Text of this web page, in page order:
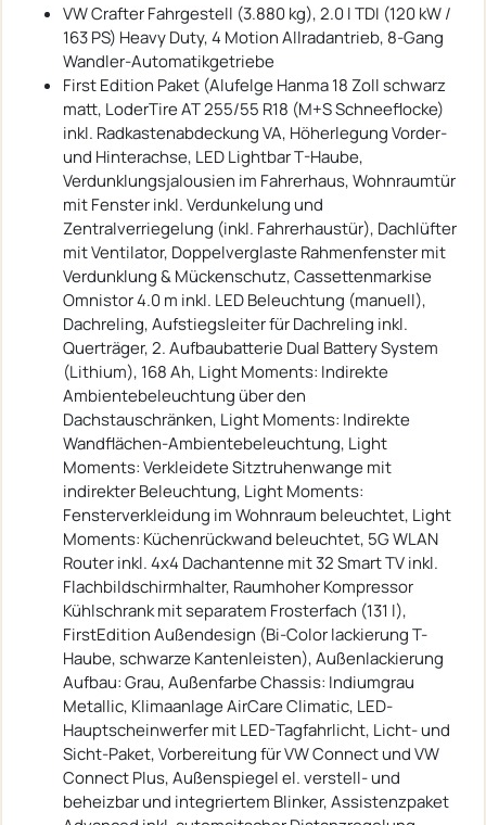
VW Crafter Fahrgestell (3.880 kg), 2.0 l TDI (120 kW /
163 PS) Heavy Duty, 4 Motion Allradantrieb, 8-Gang
Wandler-Automatikgetriebe
First Edition Paket (Alufelge Hanma 18 Zoll schwarz
matt, LoderTire AT 255/55 R18 (M+S Schneeflocke)
inkl. Radkastenabdeckung VA, Höherlegung Vorder-
und Hinterachse, LED Lightbar T-Haube,
Verdunklungsjalousien im Fahrerhaus, Wohnraumtür
mit Fenster inkl. Verdunkelung und
Zentralverriegelung (inkl. Fahrerhaustür), Dachlüfter
mit Ventilator, Doppelverglaste Rahmenfenster mit
Verdunklung & Mückenschutz, Cassettenmarkise
Omnistor 4.0 m inkl. LED Beleuchtung (manuell),
Dachreling, Aufstiegsleiter für Dachreling inkl.
Querträger, 2. Aufbaubatterie Dual Battery System
(Lithium), 168 Ah, Light Moments: Indirekte
Ambientebeleuchtung über den
Dachstauschränken, Light Moments: Indirekte
Wandflächen-Ambientebeleuchtung, Light
Moments: Verkleidete Sitztruhenwange mit
indirekter Beleuchtung, Light Moments:
Fensterverkleidung im Wohnraum beleuchtet, Light
Moments: Küchenrückwand beleuchtet, 5G WLAN
Router inkl. 4x4 Dachantenne mit 32 Smart TV inkl.
Flachbildschirmhalter, Raumhoher Kompressor
Kühlschrank mit separatem Frosterfach (131 l),
FirstEdition Außendesign (Bi-Color lackierung T-
Haube, schwarze Kantenleisten), Außenlackierung
Aufbau: Grau, Außenfarbe Chassis: Indiumgrau
Metallic, Klimaanlage AirCare Climatic, LED-
Hauptscheinwerfer mit LED-Tagfahrlicht, Licht- und
Sicht-Paket, Vorbereitung für VW Connect und VW
Connect Plus, Außenspiegel el. verstell- und
beheizbar und integriertem Blinker, Assistenzpaket